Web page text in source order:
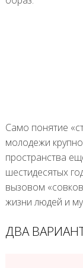
Само понятие
молодежи
пространства
шестидесятых
вызовом
жизни людей и
ДВА